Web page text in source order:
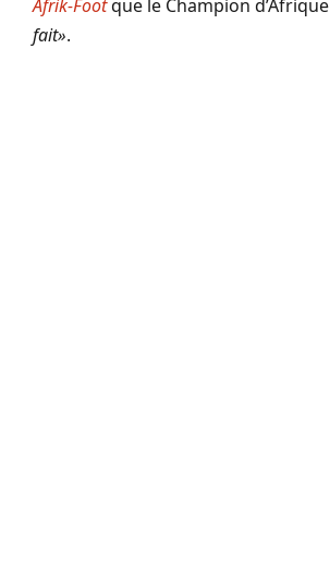
Afrik-Footque le Champion d’Afrique
fait».